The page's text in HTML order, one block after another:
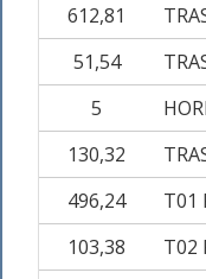
612,81
51,54
5
130,32
496,24
T01
103,38
T02